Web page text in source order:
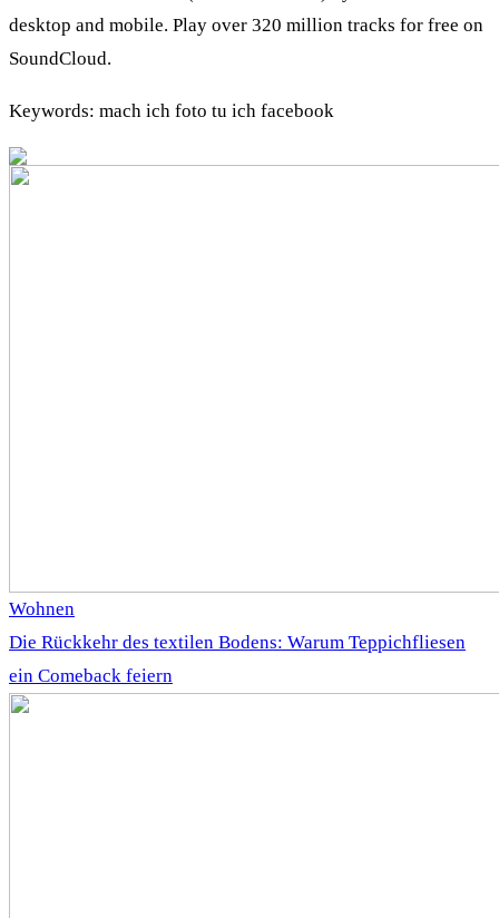
desktop and mobile. Play over 320 million tracks for free on
SoundCloud.
Keywords: mach ich foto tu ich facebook
Wohnen
Die Rückkehr des textilen Bodens: Warum Teppichfliesen
ein Comeback feiern